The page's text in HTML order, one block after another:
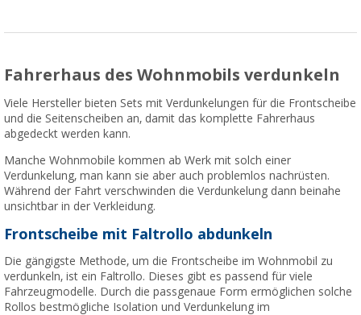
Fahrerhaus des Wohnmobils verdunkeln
Viele Hersteller bieten Sets mit Verdunkelungen für die Frontscheibe
und die Seitenscheiben an, damit das komplette Fahrerhaus
abgedeckt werden kann.
Manche Wohnmobile kommen ab Werk mit solch einer
Verdunkelung, man kann sie aber auch problemlos nachrüsten.
Während der Fahrt verschwinden die Verdunkelung dann beinahe
unsichtbar in der Verkleidung.
Frontscheibe mit Faltrollo abdunkeln
Die gängigste Methode, um die Frontscheibe im Wohnmobil zu
verdunkeln, ist ein Faltrollo. Dieses gibt es passend für viele
Fahrzeugmodelle. Durch die passgenaue Form ermöglichen solche
Rollos bestmögliche Isolation und Verdunkelung im